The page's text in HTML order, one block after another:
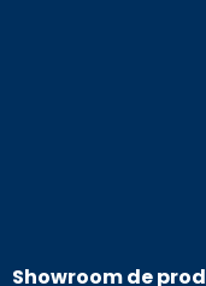
Showroom de p